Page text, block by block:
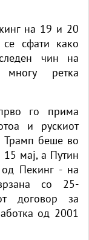
на 19 и 20
сфати како
чин на
ретка
го прима
и рускиот
Трамп беше во
мај, а Путин
Пекинг - на
со 25-
договор за
од 2001